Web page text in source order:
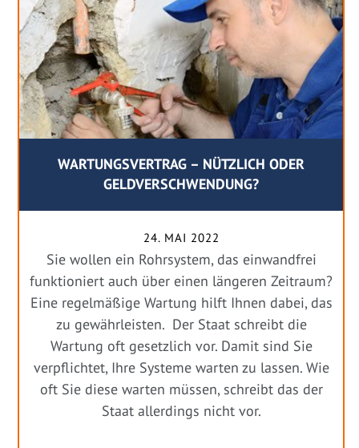
WARTUNGSVERTRAG – NÜTZLICH ODER
GELDVERSCHWENDUNG?
24. MAI 2022
Sie wollen ein Rohrsystem, das einwandfrei
funktioniert auch über einen längeren Zeitraum?
Eine regelmäßige Wartung hilft Ihnen dabei, das
zu gewährleisten. Der Staat schreibt die
Wartung oft gesetzlich vor. Damit sind Sie
verpflichtet, Ihre Systeme warten zu lassen. Wie
oft Sie diese warten müssen, schreibt das der
Staat allerdings nicht vor.